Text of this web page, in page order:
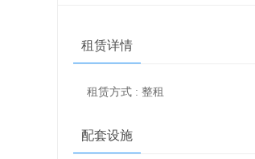
租赁详情
租赁方式 : 整租
配套设施